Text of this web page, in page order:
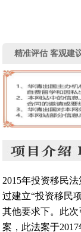
精准评估 客观建
2015年投资移民
过建立“投资移民
其他要求下。此
案，此法案于2017